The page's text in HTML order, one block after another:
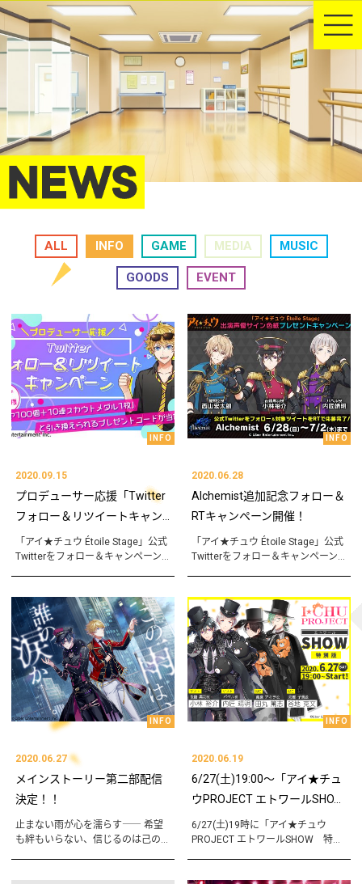
ALL INFO GAME MEDIA MUSIC
GOODS EVENT
INFO
2020.09.15
プロデューサー応援「Twitter
フォロー＆リツイートキャン...
「アイ★チュウ Étoile Stage」公式
Twitterをフォロー＆キャンペーン...
INFO
2020.06.28
Alchemist追加記念フォロー＆
RTキャンペーン開催！
「アイ★チュウ Étoile Stage」公式
Twitterをフォロー＆キャンペーン...
INFO
2020.06.27
メインストーリー第二部配信
決定！！
止まない雨が心を濡らす―― 希望
も絆もいらない、信じるのは己の...
INFO
2020.06.19
6/27(土)19:00～「アイ★チュ
ウPROJECT エトワールSHO...
6/27(土)19時に「アイ★チュウ
PROJECT エトワールSHOW 特...